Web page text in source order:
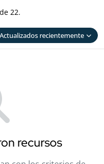
22.
Público
Actualizados recientemente
recursos